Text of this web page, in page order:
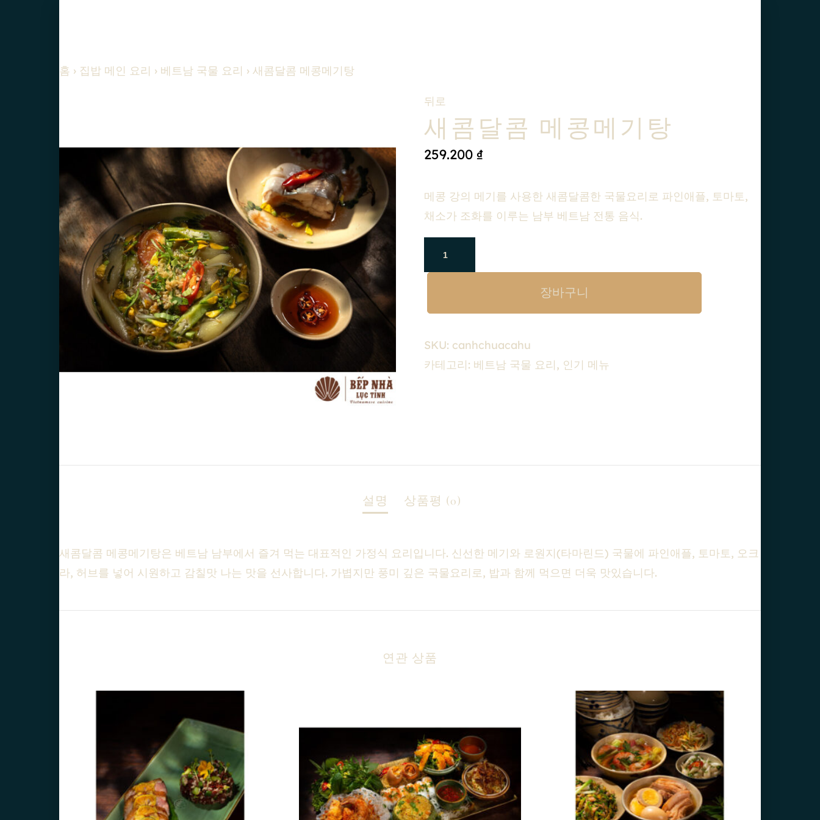
홈 › 집밥 메인 요리 › 베트남 국물 요리 › 새콤달콤 메콩메기탕
뒤로
새콤달콤 메콩메기탕
259.200 ₫
메콩 강의 메기를 사용한 새콤달콤한 국물요리로 파인애플, 토마토,
채소가 조화를 이루는 남부 베트남 전통 음식.
장바구니
SKU: canhchuacahu
카테고리: 베트남 국물 요리, 인기 메뉴
새콤달콤 메콩메기탕은 베트남 남부에서 즐겨 먹는 대표적인 가정식 요리입니다. 신선한 메기와 로원지(타마린드) 국물에 파인애플, 토마토, 오크
라, 허브를 넣어 시원하고 감칠맛 나는 맛을 선사합니다. 가볍지만 풍미 깊은 국물요리로, 밥과 함께 먹으면 더욱 맛있습니다.
연관 상품